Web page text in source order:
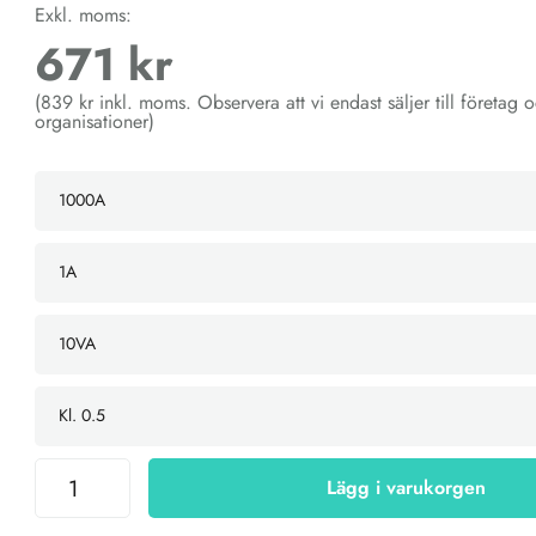
Exkl. moms:
671 kr
(839 kr inkl. moms. Observera att vi endast säljer till företag
organisationer)
Lägg i varukorgen